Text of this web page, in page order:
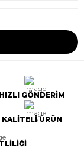
HIZLI GÖNDERİM
KALİTELİ ÜRÜN